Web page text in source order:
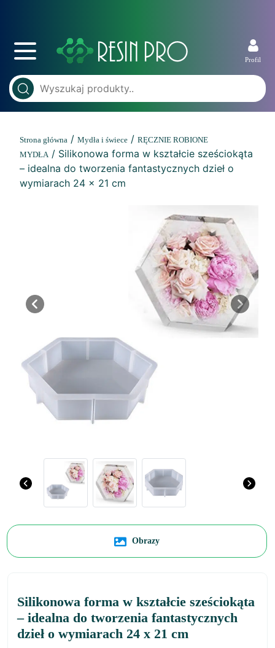
Profil
Strona główna / Mydła i świece / RĘCZNIE ROBIONE
MYDŁA/ Silikonowa forma w kształcie sześciokąta
– idealna do tworzenia fantastycznych dzieł o
wymiarach 24 x 21 cm
Previous Next
Obrazy
Silikonowa forma w kształcie sześciokąta
– idealna do tworzenia fantastycznych
dzieł o wymiarach 24 x 21 cm